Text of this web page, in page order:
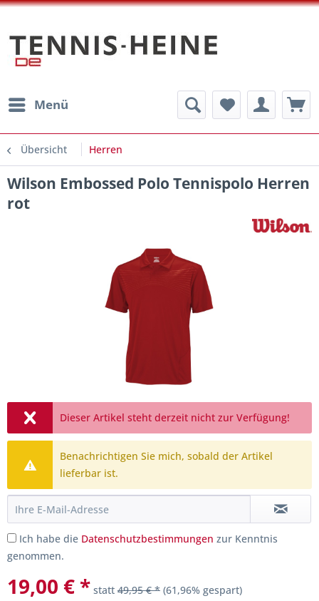
Menü
Übersicht Herren
Wilson Embossed Polo Tennispolo Herren
rot
Dieser Artikel steht derzeit nicht zur Verfügung!
Benachrichtigen Sie mich, sobald der Artikel
lieferbar ist.
Ich habe die Datenschutzbestimmungen zur Kenntnis
genommen.
19,00 € * statt 49,95 € * (61,96% gespart)